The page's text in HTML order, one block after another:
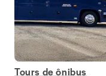
Tours de ônibus